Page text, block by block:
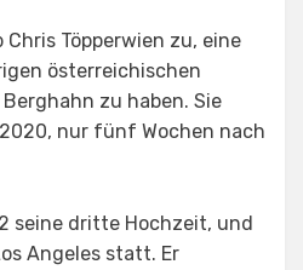
Chris Töpperwien zu, eine
österreichischen
zu haben. Sie
nur fünf Wochen nach
seine dritte Hochzeit, und
Angeles statt. Er